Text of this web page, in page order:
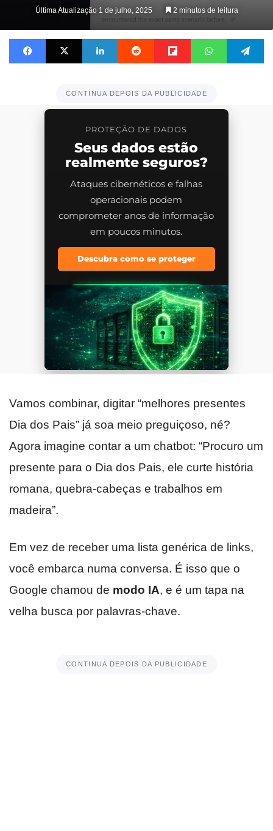
X
Última Atualização 1 de julho, 2025 2 minutos de leitura
Facebook X Linkedin Reddit Flipboard WhatsApp
CONTINUA DEPOIS DA PUBLICIDADE
PROTEÇÃO DE DADOS
Seus dados estão
realmente seguros?
Ataques cibernéticos e falhas
operacionais podem
comprometer anos de informação
em poucos minutos.
Descubra como se proteger
Vamos combinar, digitar “melhores presentes
Dia dos Pais” já soa meio preguiçoso, né?
Agora imagine contar a um chatbot: “Procuro um
presente para o Dia dos Pais, ele curte história
romana, quebra‑cabeças e trabalhos em
madeira”.
Em vez de receber uma lista genérica de links,
você embarca numa conversa. É isso que o
Google chamou de modo IA, e é um tapa na
velha busca por palavras-chave.
CONTINUA DEPOIS DA PUBLICIDADE